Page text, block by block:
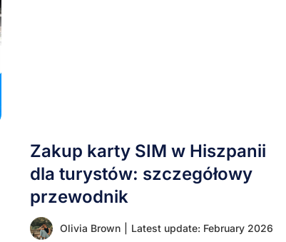
Zakup karty SIM w Hiszpanii
dla turystów: szczegółowy
przewodnik
Olivia Brown Latest update: February 2026